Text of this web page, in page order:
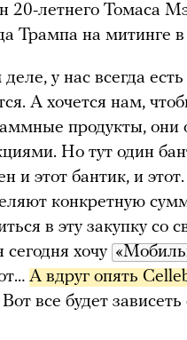
20-летнего Томаса
Трампа на митинге
у нас всегда
А хочется нам,
продукты, они
Но тут один
и этот бантик, и
конкретную
в эту закупку со
сегодня хочу
А вдруг опять
Вот все будет